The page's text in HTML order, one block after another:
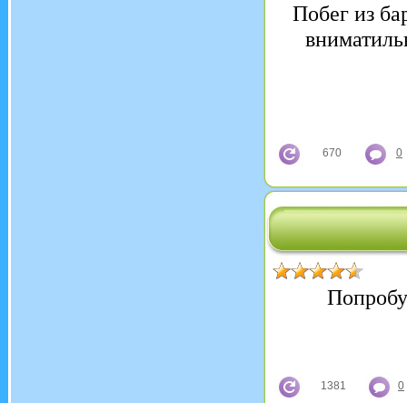
Побег из
670 0
1381 0